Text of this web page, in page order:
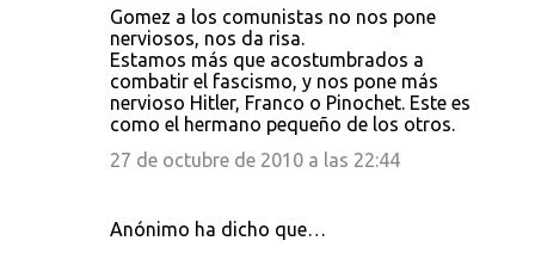
Gomez a los comunistas no nos pone
nerviosos, nos da risa.
Estamos más que acostumbrados a
combatir el fascismo, y nos pone más
nervioso Hitler, Franco o Pinochet. Este es
como el hermano pequeño de los otros.
27 de octubre de 2010 a las 22:44
Anónimo ha dicho que…